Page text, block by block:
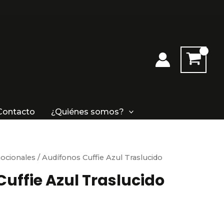
¿Quiénes somos?
/ Audífonos Cuffie Azul Traslucido
Azul Traslucido